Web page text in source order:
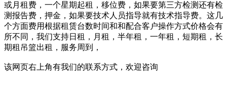
或月租费，一个星期起租，移位费，如果要第三方检测还有检
测报告费，押金，如果要技术人员指导就有技术指导费。这几
个方面费用根据租赁台数时间和和配合客户操作方式价格会有
所不同，我们支持日租，月租，半年租，一年租，短期租，长
期租吊篮出租，服务周到，
该网页右上角有我们的联系方式，欢迎咨询